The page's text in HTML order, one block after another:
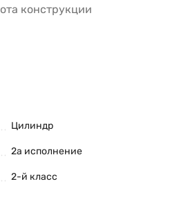
конструкции
Цилиндр
2а исполнение
2-й класс